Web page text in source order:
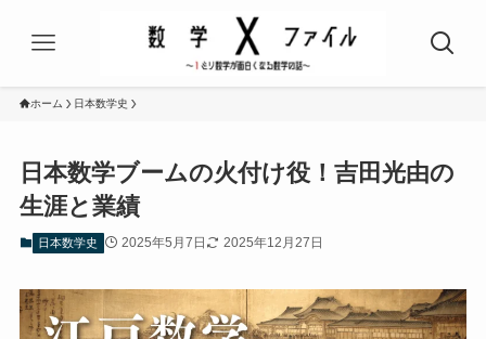
ホーム 日本数学史
日本数学ブームの火付け役！吉田光由の
生涯と業績
日本数学史 2025年5月7日 2025年12月27日